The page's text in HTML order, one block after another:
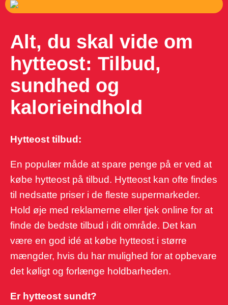
Alt, du skal vide om
hytteost: Tilbud,
sundhed og
kalorieindhold
Hytteost tilbud:
En populær måde at spare penge på er ved at
købe hytteost på tilbud. Hytteost kan ofte findes
til nedsatte priser i de fleste supermarkeder.
Hold øje med reklamerne eller tjek online for at
finde de bedste tilbud i dit område. Det kan
være en god idé at købe hytteost i større
mængder, hvis du har mulighed for at opbevare
det køligt og forlænge holdbarheden.
Er hytteost sundt?